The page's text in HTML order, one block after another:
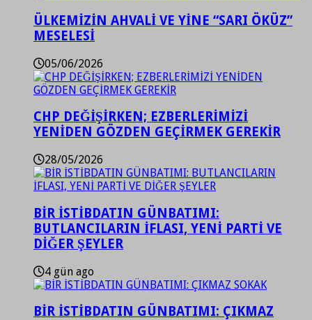
ÜLKEMİZİN AHVALİ VE YİNE “SARI ÖKÜZ”
MESELESİ
05/06/2026
CHP DEĞİŞİRKEN; EZBERLERİMİZİ
YENİDEN GÖZDEN GEÇİRMEK GEREKİR
28/05/2026
BİR İSTİBDATIN GÜNBATIMI:
BUTLANCILARIN İFLASI, YENİ PARTİ VE
DİĞER ŞEYLER
4 gün ago
BİR İSTİBDATIN GÜNBATIMI: ÇIKMAZ